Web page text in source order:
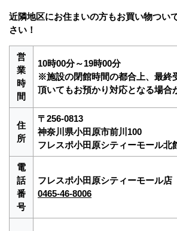
近隣地区にお住まいの方もお買い物つい
さい！
営
業
時
間
10時00分～19時00分
※施設の閉館時間の都合上、最終
頂いてもお預かり対応となる場合
住
所
〒256-0813
神奈川県小田原市前川100
フレスポ小田原シティーモール北
電
話
番
号
フレスポ小田原シティーモール店
0465-46-8006